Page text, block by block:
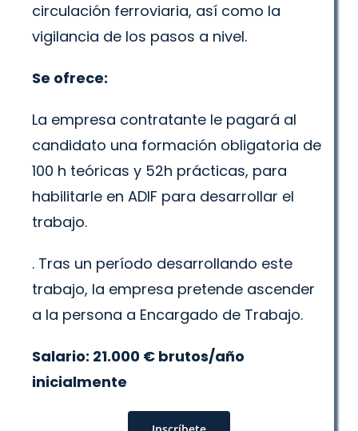
circulación ferroviaria, así como la
vigilancia de los pasos a nivel.
Se ofrece:
La empresa contratante le pagará al
candidato una formación obligatoria de
100 h teóricas y 52h prácticas, para
habilitarle en ADIF para desarrollar el
trabajo.
. Tras un período desarrollando este
trabajo, la empresa pretende ascender
a la persona a Encargado de Trabajo.
Salario: 21.000 € brutos/año
inicialmente